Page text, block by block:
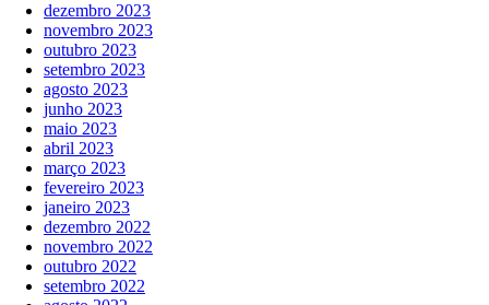
dezembro 2023
novembro 2023
outubro 2023
setembro 2023
agosto 2023
junho 2023
maio 2023
abril 2023
março 2023
fevereiro 2023
janeiro 2023
dezembro 2022
novembro 2022
outubro 2022
setembro 2022